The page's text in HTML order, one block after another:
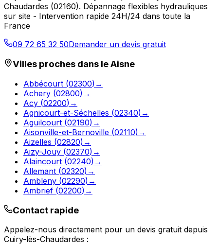
Chaudardes (02160). Dépannage flexibles hydrauliques
sur site - Intervention rapide 24H/24 dans toute la
France
09 72 65 32 50Demander un devis gratuit
Villes proches dans leAisne
Abbécourt (02300) →
Achery (02800) →
Acy (02200) →
Agnicourt-et-Séchelles (02340) →
Aguilcourt (02190) →
Aisonville-et-Bernoville (02110) →
Aizelles (02820) →
Aizy-Jouy (02370) →
Alaincourt (02240) →
Allemant (02320) →
Ambleny (02290) →
Ambrief (02200) →
Contact rapide
Appelez-nous directement pour un devis gratuit depuis
Cuiry-lès-Chaudardes :